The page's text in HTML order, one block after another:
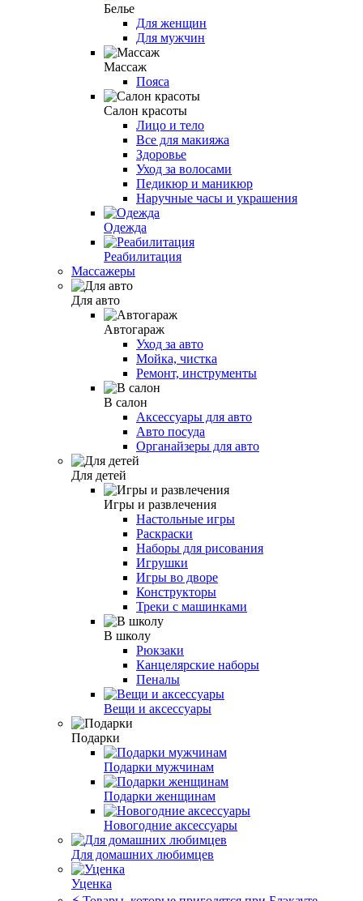
Белье
Для женщин
Для мужчин
Массаж
Пояса
Салон красоты
Лицо и тело
Все для макияжа
Здоровье
Уход за волосами
Педикюр и маникюр
Наручные часы и украшения
Одежда
Реабилитация
Массажеры
Для авто
Автогараж
Уход за авто
Мойка, чистка
Ремонт, инструменты
В салон
Аксессуары для авто
Авто посуда
Органайзеры для авто
Для детей
Игры и развлечения
Настольные игры
Раскраски
Наборы для рисования
Игрушки
Игры во дворе
Конструкторы
Треки с машинками
В школу
Рюкзаки
Канцелярские наборы
Пеналы
Вещи и аксессуары
Подарки
Подарки мужчинам
Подарки женщинам
Новогодние аксессуары
Для домашних любимцев
Уценка